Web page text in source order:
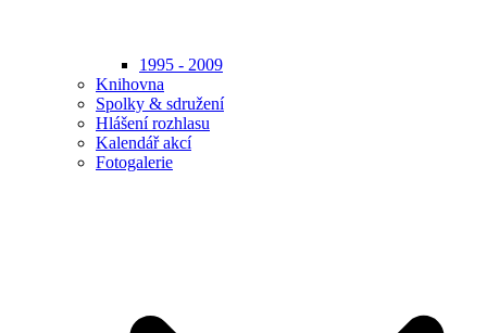
1995 - 2009
Knihovna
Spolky & sdružení
Hlášení rozhlasu
Kalendář akcí
Fotogalerie